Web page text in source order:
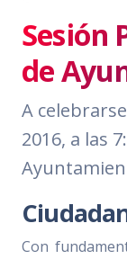
Sesión
de
A
2016, a las
Con